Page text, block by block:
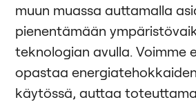
muun muassa auttamalla
pienentämään
teknologian avulla. Voimme
opastaa
käytössä, auttaa